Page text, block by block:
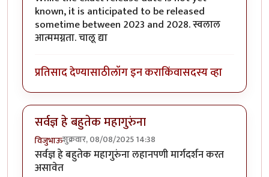
known, it is anticipated to be released
sometime between 2023 and 2028. स्वलाल
आत्ममग्नता. चालू द्या
प्रतिसाद देण्यासाठीलॉग इन कराकिंवासदस्य व्हा
सर्वज्ञ हे बहुतेक महागुरुंना
विजुभाऊशुक्रवार, 08/08/2025 14:38
सर्वज्ञ हे बहुतेक महागुरुंना लहानपणी मार्गदर्शन करत
असावेत